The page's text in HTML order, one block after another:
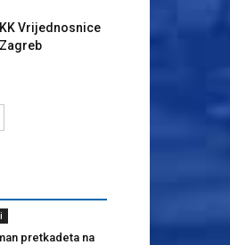
Vrijednosnice
pretkadeta na